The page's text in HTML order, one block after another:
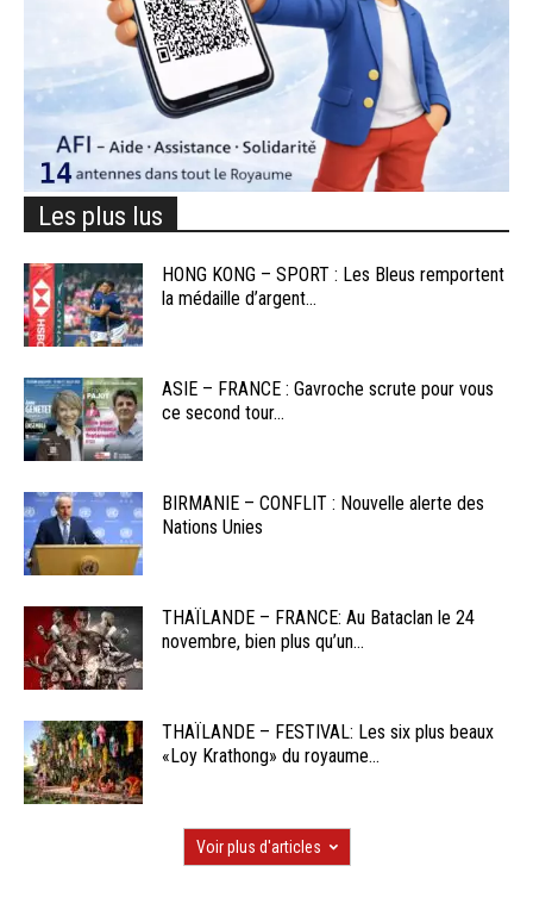
Les plus lus
HONG KONG – SPORT : Les Bleus remportent
la médaille d’argent...
ASIE – FRANCE : Gavroche scrute pour vous
ce second tour...
BIRMANIE – CONFLIT : Nouvelle alerte des
Nations Unies
THAÏLANDE – FRANCE: Au Bataclan le 24
novembre, bien plus qu’un...
THAÏLANDE – FESTIVAL: Les six plus beaux
«Loy Krathong» du royaume...
Voir plus d'articles